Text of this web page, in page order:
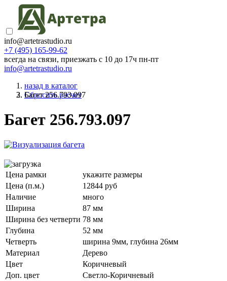
info@artetrastudio.ru
+7 (495) 165-99-62
всегда на связи, приезжать c 10 до 17ч пн-пт
info@artetrastudio.ru
назад в каталог
Багет 256.793.097
Сбросить расчет
Багет 256.793.097
Цена рамки
укажите размеры
Цена (п.м.)
12844 руб
Наличие
много
Ширина
87 мм
Ширина без четверти 78 мм
Глубина
52 мм
Четверть
ширина 9мм, глубина 26мм
Материал
Дерево
Цвет
Коричневый
Доп. цвет
Светло-Коричневый